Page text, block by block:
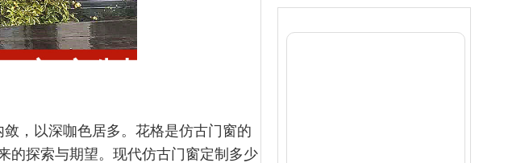
，以深咖色居多。花格是仿古门窗的
的探索与期望。现代仿古门窗定制多少